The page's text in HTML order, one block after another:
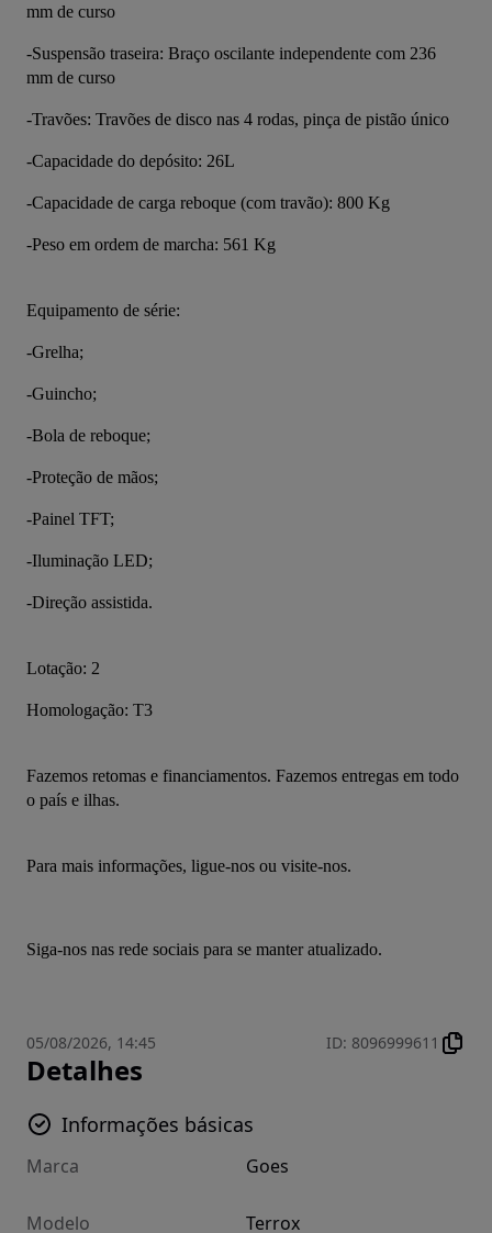
mm de curso
-Suspensão traseira: Braço oscilante independente com 236
mm de curso
-Travões: Travões de disco nas 4 rodas, pinça de pistão único
-Capacidade do depósito: 26L
-Capacidade de carga reboque (com travão): 800 Kg
-Peso em ordem de marcha: 561 Kg
Equipamento de série:
-Grelha;
-Guincho;
-Bola de reboque;
-Proteção de mãos;
-Painel TFT;
-Iluminação LED;
-Direção assistida.
Lotação: 2
Homologação: T3
Fazemos retomas e financiamentos. Fazemos entregas em todo
o país e ilhas.
Para mais informações, ligue-nos ou visite-nos.
Siga-nos nas rede sociais para se manter atualizado.
05/08/2026, 14:45 ID: 8096999611
Detalhes
Informações básicas
Marca Goes
Modelo Terrox